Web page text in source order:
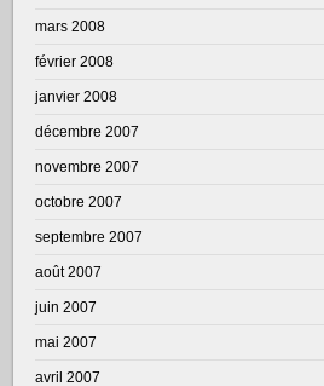
mars 2008
février 2008
janvier 2008
décembre 2007
novembre 2007
octobre 2007
septembre 2007
août 2007
juin 2007
mai 2007
avril 2007